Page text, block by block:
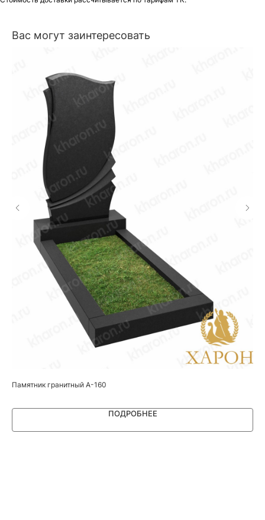
Вас могут заинтересовать
Памятник гранитный А-160
ПОДРОБНЕЕ